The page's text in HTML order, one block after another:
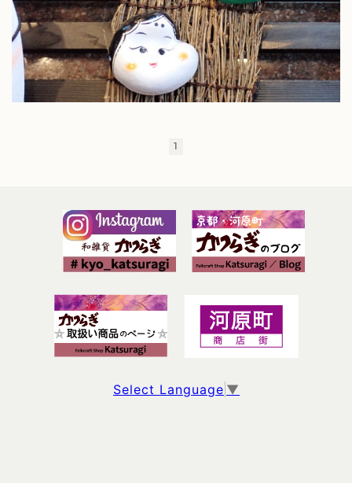
1
Select Language ▼